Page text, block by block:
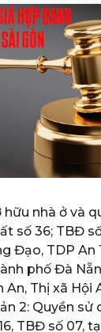
hữu nhà ở và
số 36; TBĐ
Đạo, TDP An
phố Đà
An, Thị xã Hội
2: Quyền sử
TBĐ số 07,